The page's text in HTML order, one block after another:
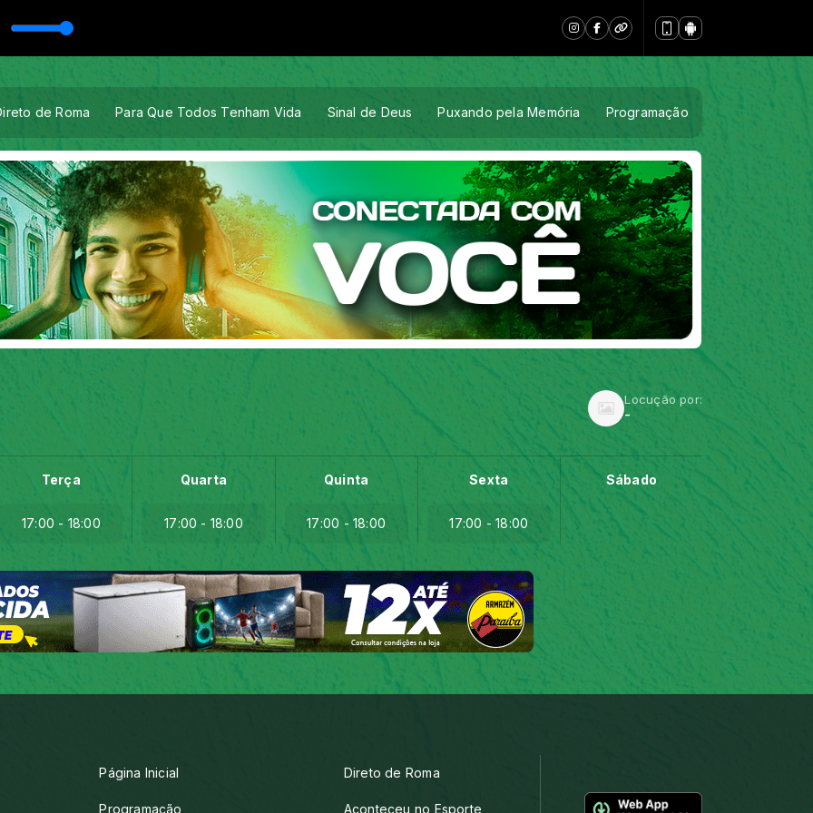
Leal
de Roma Para Que Todos Tenham Vida Sinal de Deus Puxando pela Memória Programação
Locução por:
-
Terça
17:00 - 18:00
Quarta
17:00 - 18:00
Quinta
17:00 - 18:00
Sexta
17:00 - 18:00
Sábado
Página Inicial
Programação
Direto de Roma
Aconteceu no Esporte